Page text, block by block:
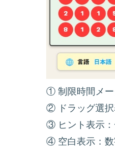
① 制限時間メー
② ドラッグ選択
③ ヒント表示：
④ 空白表示：数